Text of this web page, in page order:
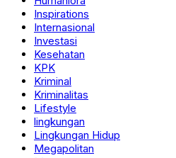
Inspirations
Internasional
Investasi
Kesehatan
KPK
Kriminal
Kriminalitas
Lifestyle
lingkungan
Lingkungan Hidup
Megapolitan